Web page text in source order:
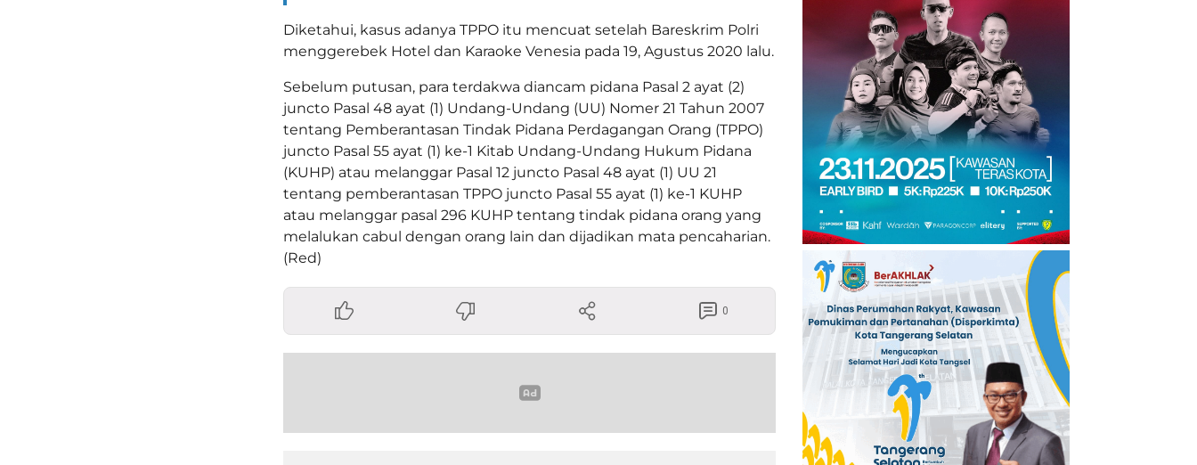
Diketahui, kasus adanya TPPO itu mencuat setelah Bareskrim Polri
menggerebek Hotel dan Karaoke Venesia pada 19, Agustus 2020 lalu.
Sebelum putusan, para terdakwa diancam pidana Pasal 2 ayat (2)
juncto Pasal 48 ayat (1) Undang-Undang (UU) Nomer 21 Tahun 2007
tentang Pemberantasan Tindak Pidana Perdagangan Orang (TPPO)
juncto Pasal 55 ayat (1) ke-1 Kitab Undang-Undang Hukum Pidana
(KUHP) atau melanggar Pasal 12 juncto Pasal 48 ayat (1) UU 21
tentang pemberantasan TPPO juncto Pasal 55 ayat (1) ke-1 KUHP
atau melanggar pasal 296 KUHP tentang tindak pidana orang yang
melalukan cabul dengan orang lain dan dijadikan mata pencaharian.
(Red)
0